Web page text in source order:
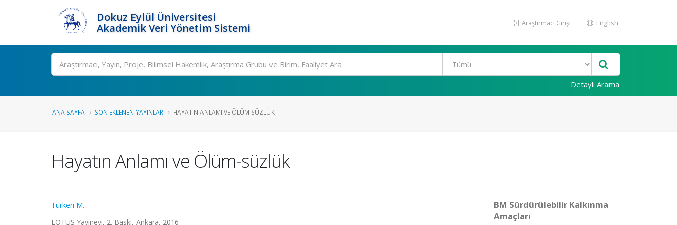
Dokuz Eylül Üniversitesi
Akademik Veri Yönetim Sistemi
Araştırmacı Girişi English
Ara
Detaylı Arama
ANA SAYFA SON EKLENEN YAYINLAR HAYATIN ANLAMI VE ÖLÜM-SÜZLÜK
Hayatın Anlamı ve Ölüm-süzlük
Türkeri M.
LOTUS Yayınevi, 2. Baskı, Ankara, 2016
BM Sürdürülebilir Kalkınma
Amaçları